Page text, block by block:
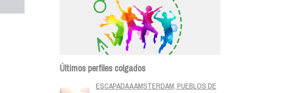
Últimos perfiles colgados
ESCAPADA A AMSTERDAM, PUEBLOS DE